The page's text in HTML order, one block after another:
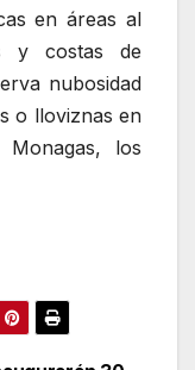
en áreas al
y costas de
nubosidad
o lloviznas en
los